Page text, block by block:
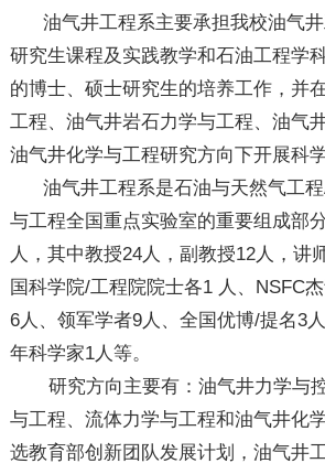
油气井工程系主要承担我校油气井
研究生课程及实践教学和石油工程学
的博士、硕士研究生的培养工作，并
工程、油气井岩石力学与工程、油气
油气井化学与工程研究方向下开展科学
油气井工程系是石油与天然气工程
与工程全国重点实验室的重要组成部
人，其中教授24人，副教授12人，讲
国科学院/工程院院士各1 人、NSFC
6人、领军学者9人、全国优博/提名3
年科学家1人等。
研究方向主要有：油气井力学与
与工程、流体力学与工程和油气井化
选教育部创新团队发展计划，油气井